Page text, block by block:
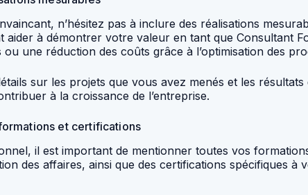
n’hésitez pas à inclure des réalisations
aider à démontrer votre valeur en tant que Consultant
une réduction des coûts grâce à l’optimisation des
sur les projets que vous avez menés et les
à la croissance de l’entreprise.
et certifications
il est important de mentionner toutes vos
des affaires, ainsi que des certifications spécifiques à